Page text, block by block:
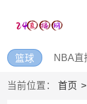
篮球 NBA直
当前位置： 首页